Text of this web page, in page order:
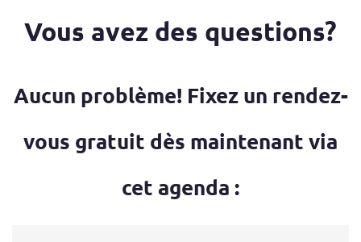
Vous avez des questions?
Aucun problème! Fixez un rendez-
vous gratuit dès maintenant via
cet agenda :